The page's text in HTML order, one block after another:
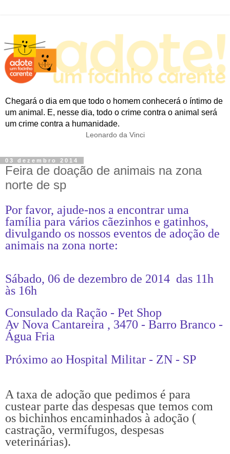
Chegará o dia em que todo o homem conhecerá o íntimo de
um animal. E, nesse dia, todo o crime contra o animal será
um crime contra a humanidade.
Leonardo da Vinci
03 dezembro 2014
Feira de doação de animais na zona
norte de sp
Por favor, ajude-nos a encontrar uma
família para vários cãezinhos e gatinhos,
divulgando os nossos eventos de adoção de
animais na zona norte:
Sábado, 06 de dezembro de 2014 das 11h
às 16h
Consulado da Ração - Pet Shop
Av Nova Cantareira , 3470 - Barro Branco -
Água Fria
Próximo ao Hospital Militar - ZN - SP
A taxa de adoção que pedimos é para
custear parte das despesas que temos com
os bichinhos encaminhados à adoção (
castração, vermífugos, despesas
veterinárias).